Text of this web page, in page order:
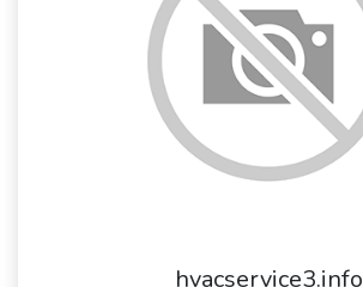
hvacservice3.info